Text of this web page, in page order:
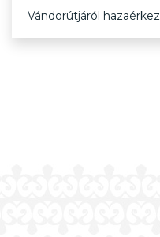
Vándorútjáról